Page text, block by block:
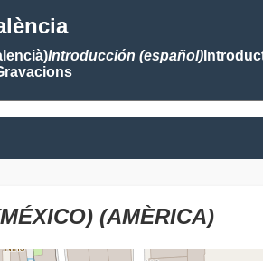
Introducción (español)
(AMÈRICA)